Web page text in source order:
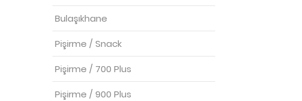
Bulaşıkhane
Pişirme / Snack
Pişirme / 700 Plus
Pişirme / 900 Plus